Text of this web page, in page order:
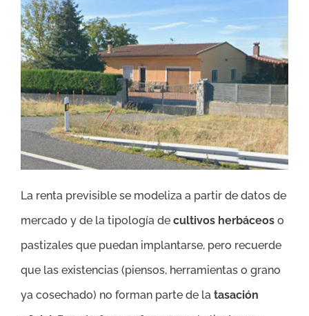
La renta previsible se modeliza a partir de datos de
mercado y de la tipología de cultivos herbáceos o
pastizales que puedan implantarse, pero recuerde
que las existencias (piensos, herramientas o grano
ya cosechado) no forman parte de la tasación